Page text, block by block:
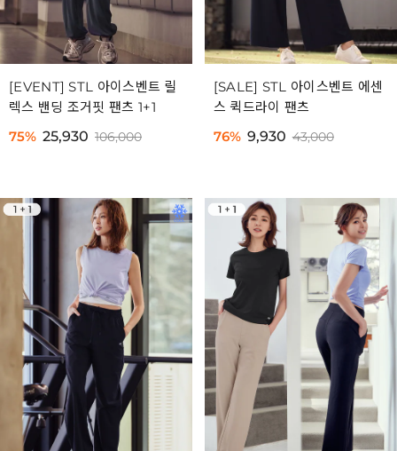
[EVENT] STL 아이스벤트 릴
렉스 밴딩 조거핏 팬츠 1+1
75% 25,930 106,000
[SALE] STL 아이스벤트 에센
스 퀵드라이 팬츠
76% 9,930 43,000